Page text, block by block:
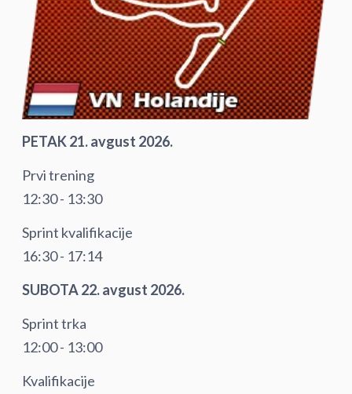
PETAK 21. avgust 2026.
Prvi trening
12:30 - 13:30
Sprint kvalifikacije
16:30 - 17:14
SUBOTA 22. avgust 2026.
Sprint trka
12:00 - 13:00
Kvalifikacije